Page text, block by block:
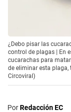
¿Debo pisar las
control de plagas | En
cucarachas para
de eliminar esta
Circoviral)
PorRedacción EC